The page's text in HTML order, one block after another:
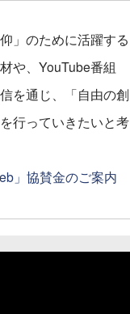
」のために活躍する
や、YouTube番組
を通じ、「自由の創
行っていきたいと考
」協賛金のご案内